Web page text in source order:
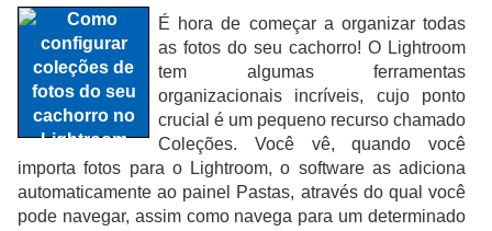
É hora de começar a organizar todas
as fotos do seu cachorro! O Lightroom
tem algumas ferramentas
organizacionais incríveis, cujo ponto
crucial é um pequeno recurso chamado
Coleções. Você vê, quando você
importa fotos para o Lightroom, o software as adiciona
automaticamente ao painel Pastas, através do qual você
pode navegar, assim como navega para um determinado